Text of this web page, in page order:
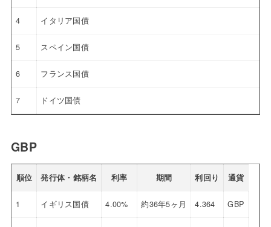
4 イタリア国債
5 スペイン国債
6 フランス国債
7 ドイツ国債
GBP
順位 発行体・銘柄名 利率 期間 利回り 通貨
1 イギリス国債 4.00% 約36年5ヶ月 4.364 GBP